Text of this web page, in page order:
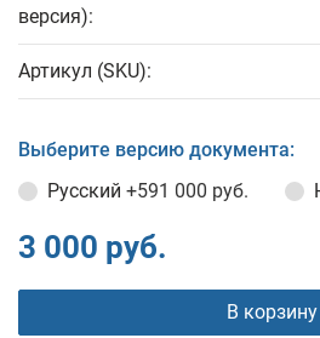
версия):
Артикул (SKU):
Выберите версию документа:
Русский +591 000 руб.
3 000 руб.
В корзину